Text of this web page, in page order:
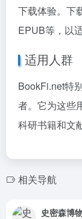
下载体验。下
EPUB等，以
适用人群
BookFi.net特
者。它为这些
科研书籍和文
相关导航